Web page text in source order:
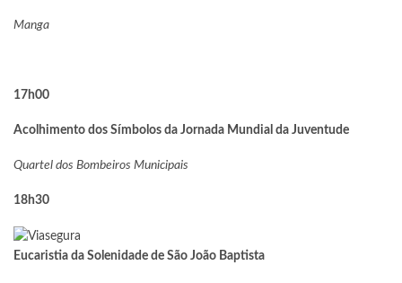
Manga
17h00
Acolhimento dos Símbolos da Jornada Mundial da Juventude
Quartel dos Bombeiros Municipais
18h30
Eucaristia da Solenidade de São João Baptista